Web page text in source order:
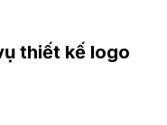
thiết kế logo